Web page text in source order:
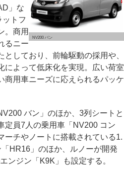
NV200 バン
」な
ットフ
。商用
るニー
しており、前輪駆動の採用や、
によって低床化を実現。広い荷室
商用車ニーズに応えられるパッケ
バン」のほか、3列シートと
定員7人の乗用車「NV200 コン
ーチやノートに搭載されている1.
HR16」のほか、ルノーが開発
ンジン「K9K」も設定する。